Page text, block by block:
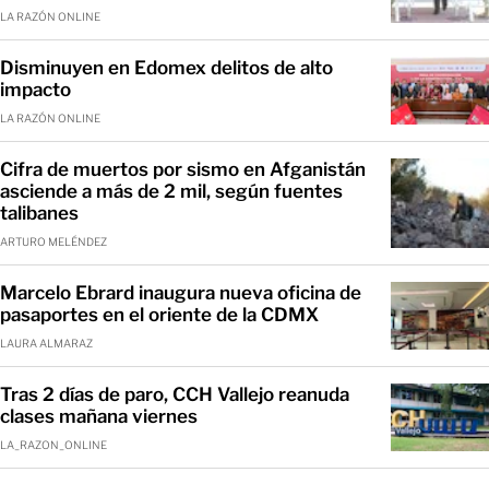
LA RAZÓN ONLINE
Disminuyen en Edomex delitos de alto
impacto
LA RAZÓN ONLINE
Cifra de muertos por sismo en Afganistán
asciende a más de 2 mil, según fuentes
talibanes
ARTURO MELÉNDEZ
Marcelo Ebrard inaugura nueva oficina de
pasaportes en el oriente de la CDMX
LAURA ALMARAZ
Tras 2 días de paro, CCH Vallejo reanuda
clases mañana viernes
LA_RAZON_ONLINE